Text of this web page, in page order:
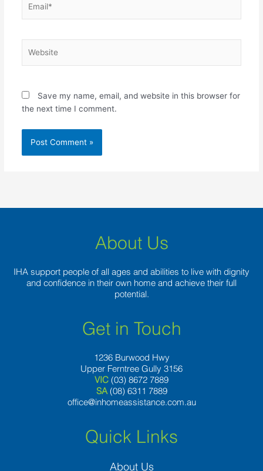
Save my name, email, and website in this browser for
the next time I comment.
About Us
IHA support people of all ages and abilities to live with dignity
and confidence in their own home and achieve their full
potential.
Get in Touch
1236 Burwood Hwy
Upper Ferntree Gully 3156
VIC (03) 8672 7889
SA (08) 6311 7889
office@inhomeassistance.com.au
Quick Links
About Us